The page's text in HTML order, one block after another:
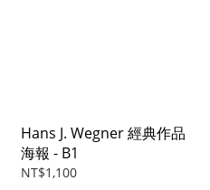
Hans J. Wegner 經典作品
海報 - B1
NT$1,100